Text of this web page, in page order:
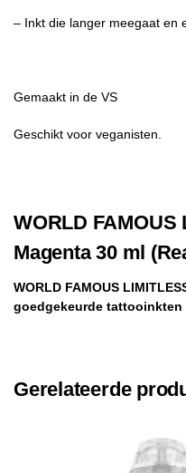
– Inkt die langer meegaat en
Gemaakt in de VS
Geschikt voor veganisten.
WORLD FAMOUS
Magenta 30 ml
WORLD FAMOUS
goedgekeurde tattooinkten
Gerelateerde